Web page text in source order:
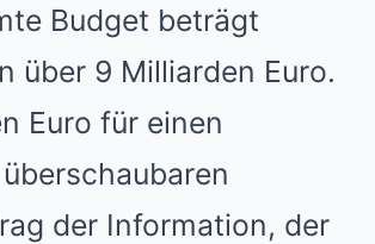
Budget beträgt
über 9 Milliarden Euro.
Euro für einen
der Information, der